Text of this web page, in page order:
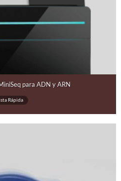
para ADN y ARN
Rápida